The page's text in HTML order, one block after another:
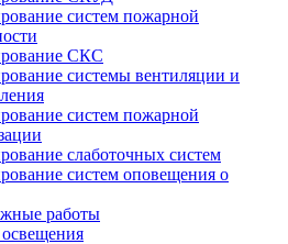
систем пожарной
СКС
системы вентиляции и
систем пожарной
слаботочных систем
систем оповещения о
работы